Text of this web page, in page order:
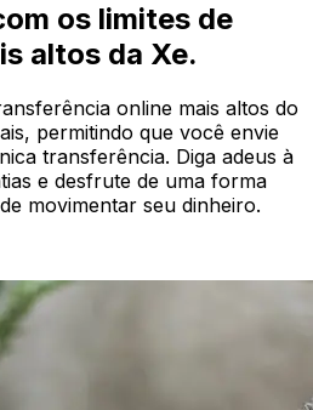
os limites de
altos da Xe.
online mais altos do
permitindo que você envie
transferência. Diga adeus à
e desfrute de uma forma
movimentar seu dinheiro.